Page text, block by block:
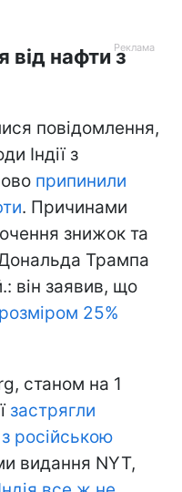
від нафти з
повідомлення,
Індії з
припинили
. Причинами
знижок та
Трампа
він заявив, що
25%
станом на 1
застрягли
російською
видання NYT,